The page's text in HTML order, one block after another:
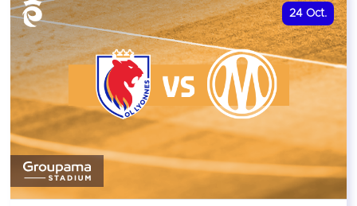
24 Oct.